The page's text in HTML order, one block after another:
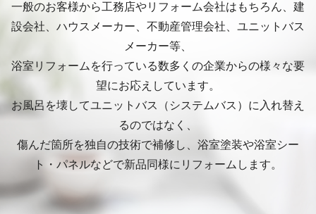
一般のお客様から工務店やリフォーム会社はもちろん、建
設会社、ハウスメーカー、不動産管理会社、ユニットバス
メーカー等、
浴室リフォームを行っている数多くの企業からの様々な要
望にお応えしています。
お風呂を壊してユニットバス（システムバス）に入れ替え
るのではなく、
傷んだ箇所を独自の技術で補修し、浴室塗装や浴室シー
ト・パネルなどで新品同様にリフォームします。